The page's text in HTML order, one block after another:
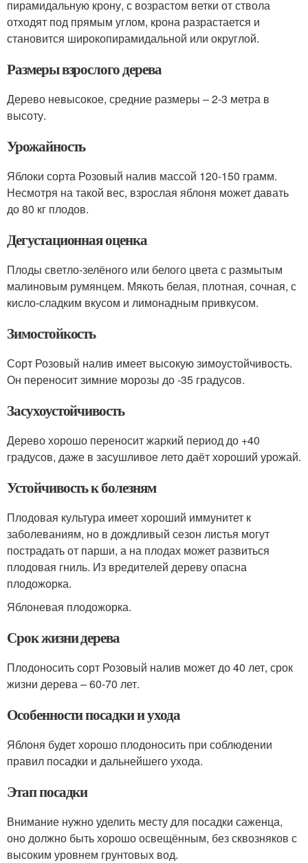
пирамидальную крону, с возрастом ветки от ствола
отходят под прямым углом, крона разрастается и
становится широкопирамидальной или округлой.
Размеры взрослого дерева
Дерево невысокое, средние размеры – 2-3 метра в
высоту.
Урожайность
Яблоки сорта Розовый налив массой 120-150 грамм.
Несмотря на такой вес, взрослая яблоня может давать
до 80 кг плодов.
Дегустационная оценка
Плоды светло-зелёного или белого цвета с размытым
малиновым румянцем. Мякоть белая, плотная, сочная, с
кисло-сладким вкусом и лимонадным привкусом.
Зимостойкость
Сорт Розовый налив имеет высокую зимоустойчивость.
Он переносит зимние морозы до -35 градусов.
Засухоустойчивость
Дерево хорошо переносит жаркий период до +40
градусов, даже в засушливое лето даёт хороший урожай.
Устойчивость к болезням
Плодовая культура имеет хороший иммунитет к
заболеваниям, но в дождливый сезон листья могут
пострадать от парши, а на плодах может развиться
плодовая гниль. Из вредителей дереву опасна
плодожорка.
Яблоневая плодожорка.
Срок жизни дерева
Плодоносить сорт Розовый налив может до 40 лет, срок
жизни дерева – 60-70 лет.
Особенности посадки и ухода
Яблоня будет хорошо плодоносить при соблюдении
правил посадки и дальнейшего ухода.
Этап посадки
Внимание нужно уделить месту для посадки саженца,
оно должно быть хорошо освещённым, без сквозняков с
высоким уровнем грунтовых вод.